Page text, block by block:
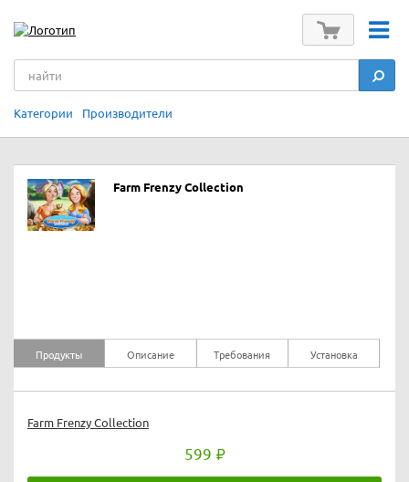
Категории Производители
Farm Frenzy Collection
Продукты Описание Требования Установка
Farm Frenzy Collection
599